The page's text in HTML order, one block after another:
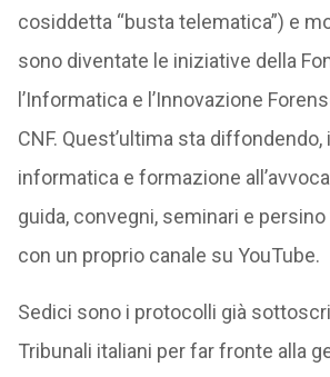
cosiddetta “busta telematica”) e
sono diventate le iniziative della
l’Informatica e l’Innovazione
CNF. Quest’ultima sta
informatica e formazione
guida, convegni, seminari e persino
con un proprio canale su YouTube.
Sedici sono i protocolli già
Tribunali italiani per far fronte alla